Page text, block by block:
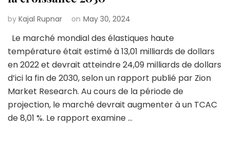
by Kajal Rupnar on May 30, 2024
Le marché mondial des élastiques haute
température était estimé à 13,01 milliards de dollars
en 2022 et devrait atteindre 24,09 milliards de dollars
d’ici la fin de 2030, selon un rapport publié par Zion
Market Research. Au cours de la période de
projection, le marché devrait augmenter à un TCAC
de 8,01 %. Le rapport examine …